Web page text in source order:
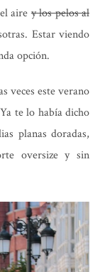
el airey los pelos al
Estar viendo
opción.
veces este verano
te lo había dicho
planas doradas,
oversize y sin